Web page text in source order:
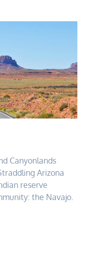
Canyonlands
Arizona
reserve
the Navajo.